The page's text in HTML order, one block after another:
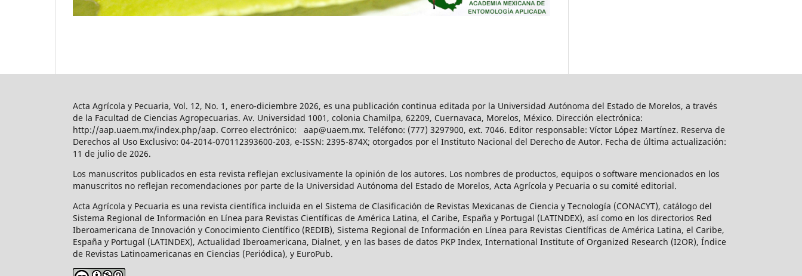
Acta Agrícola y Pecuaria, Vol. 12, No. 1, enero-diciembre 2026, es una publicación continua editada por la Universidad Autónoma del Estado de Morelos, a través
de la Facultad de Ciencias Agropecuarias. Av. Universidad 1001, colonia Chamilpa, 62209, Cuernavaca, Morelos, México. Dirección electrónica:
http://aap.uaem.mx/index.php/aap. Correo electrónico: aap@uaem.mx. Teléfono: (777) 3297900, ext. 7046. Editor responsable: Víctor López Martínez. Reserva de
Derechos al Uso Exclusivo: 04-2014-070112393600-203, e-ISSN: 2395-874X; otorgados por el Instituto Nacional del Derecho de Autor. Fecha de última actualización:
11 de julio de 2026.
Los manuscritos publicados en esta revista reflejan exclusivamente la opinión de los autores. Los nombres de productos, equipos o software mencionados en los
manuscritos no reflejan recomendaciones por parte de la Universidad Autónoma del Estado de Morelos, Acta Agrícola y Pecuaria o su comité editorial.
Acta Agrícola y Pecuaria es una revista científica incluida en el Sistema de Clasificación de Revistas Mexicanas de Ciencia y Tecnología (CONACYT), catálogo del
Sistema Regional de Información en Línea para Revistas Científicas de América Latina, el Caribe, España y Portugal (LATINDEX), así como en los directorios Red
Iberoamericana de Innovación y Conocimiento Científico (REDIB), Sistema Regional de Información en Línea para Revistas Científicas de América Latina, el Caribe,
España y Portugal (LATINDEX), Actualidad Iberoamericana, Dialnet, y en las bases de datos PKP Index, International Institute of Organized Research (I2OR), Índice
de Revistas Latinoamericanas en Ciencias (Periódica), y EuroPub.